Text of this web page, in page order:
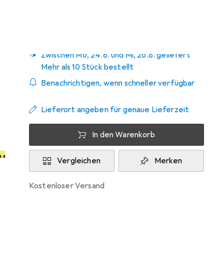
Zwischen Mo, 24.8. und Mi, 26.8. geliefert
Mehr als 10 Stück bestellt
Benachrichtigen, wenn schneller verfügbar
Lieferort angeben für genaue Lieferzeit
In den Warenkorb
Vergleichen Merken
kostenloser Versand